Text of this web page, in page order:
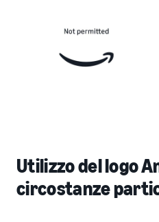
Utilizzo del logo
circostanze